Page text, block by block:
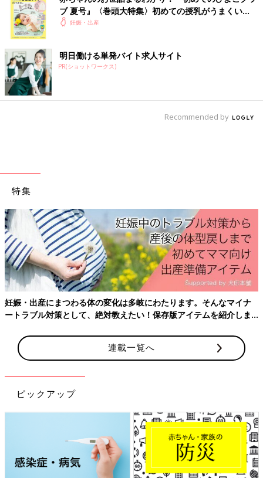
ブ 夏号』〈巻頭大特集〉初めての授乳がうまくい
く！ おっぱい・ミルクの基本と夏のトラブル 解決テ
妊娠・出産
明日働ける単発バイト求人サイト
PR(ショットワークス)
Recommended by
特集
妊娠・出産にまつわる体の変化は多岐にわたります。そんなマイナ
ートラブル対策として、絶対教えたい！保存版アイテムを紹介しま
連載一覧へ
ピックアップ